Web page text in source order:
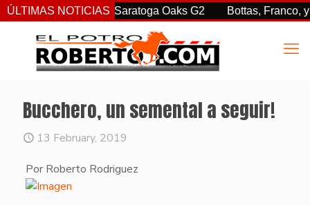
ÚLTIMAS NOTICIAS
en las Saratoga Oaks G2 Bottas, Franco, y
Bucchero, un semental a seguir!
13 February, 2019
Por Roberto Rodriguez